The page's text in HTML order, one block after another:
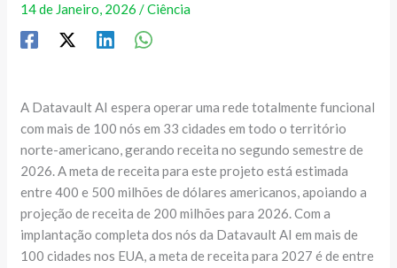
14 de Janeiro, 2026/Ciência
A Datavault AI espera operar uma rede totalmente funcional
com mais de 100 nós em 33 cidades em todo o território
norte-americano, gerando receita no segundo semestre de
2026. A meta de receita para este projeto está estimada
entre 400 e 500 milhões de dólares americanos, apoiando a
projeção de receita de 200 milhões para 2026. Com a
implantação completa dos nós da Datavault AI em mais de
100 cidades nos EUA, a meta de receita para 2027 é de entre